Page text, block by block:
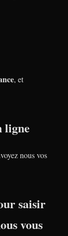
, et
ligne
nous vos
saisir
vous